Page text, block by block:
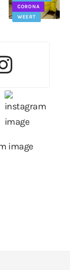
CORONA
WEERT